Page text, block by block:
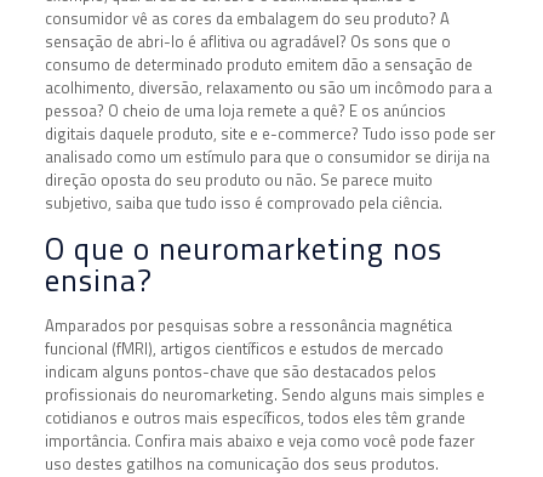
consumidor vê as cores da embalagem do seu produto? A
sensação de abri-lo é aflitiva ou agradável? Os sons que o
consumo de determinado produto emitem dão a sensação de
acolhimento, diversão, relaxamento ou são um incômodo para a
pessoa? O cheio de uma loja remete a quê? E os anúncios
digitais daquele produto, site e e-commerce? Tudo isso pode ser
analisado como um estímulo para que o consumidor se dirija na
direção oposta do seu produto ou não. Se parece muito
subjetivo, saiba que tudo isso é comprovado pela ciência.
O que o neuromarketing nos
ensina?
Amparados por pesquisas sobre a ressonância magnética
funcional (fMRI), artigos científicos e estudos de mercado
indicam alguns pontos-chave que são destacados pelos
profissionais do neuromarketing. Sendo alguns mais simples e
cotidianos e outros mais específicos, todos eles têm grande
importância. Confira mais abaixo e veja como você pode fazer
uso destes gatilhos na comunicação dos seus produtos.